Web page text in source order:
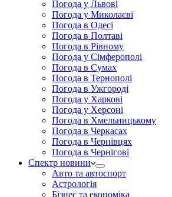
Погода у Львові
Погода у Миколаєві
Погода в Одесі
Погода в Полтаві
Погода в Рівному
Погода у Сімферополі
Погода в Сумах
Погода в Тернополі
Погода в Ужгороді
Погода у Харкові
Погода у Херсоні
Погода в Хмельницькому
Погода в Черкасах
Погода в Чернівцях
Погода в Чернігові
Спектр новини
Авто та автоспорт
Астрологія
Бізнес та економіка